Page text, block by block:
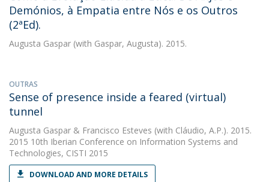
Demónios, à Empatia entre Nós e os Outros
(2ªEd).
Augusta Gaspar (with Gaspar, Augusta). 2015.
OUTRAS
Sense of presence inside a feared (virtual)
tunnel
Augusta Gaspar & Francisco Esteves (with Cláudio, A.P.). 2015.
2015 10th Iberian Conference on Information Systems and
Technologies, CISTI 2015
DOWNLOAD AND MORE DETAILS